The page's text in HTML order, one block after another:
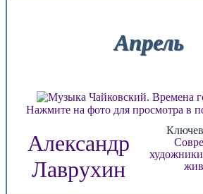
Апрель
Нажмите на фото для просмотра в
Александр
Лаврухин
художники